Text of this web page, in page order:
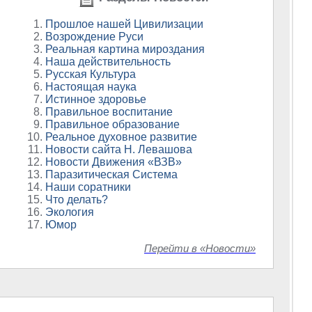
Прошлое нашей Цивилизации
Возрождение Руси
Реальная картина мироздания
Наша действительность
Русская Культура
Настоящая наука
Истинное здоровье
Правильное воспитание
Правильное образование
Реальное духовное развитие
Новости сайта Н. Левашова
Новости Движения «ВЗВ»
Паразитическая Система
Наши соратники
Что делать?
Экология
Юмор
Перейти в «Новости»